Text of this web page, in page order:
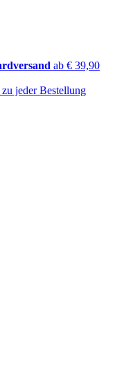
ab € 39,90
zu jeder Bestellung